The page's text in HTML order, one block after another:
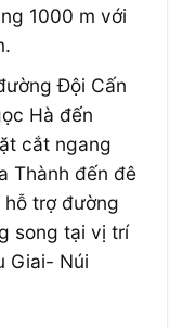
1000 m với
Đội Cấn
Hà đến
cắt ngang
Thành đến đê
trợ đường
song tại vị trí
Giai- Núi